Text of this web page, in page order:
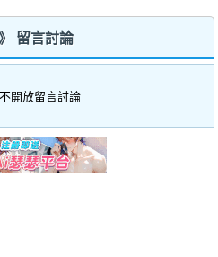
留言討論
開放留言討論